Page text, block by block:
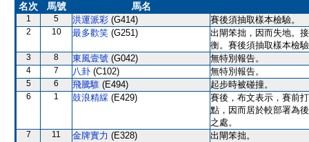
名次
馬號 馬名
1 5 洪運派彩 (G414) 賽後須抽取樣本檢驗。
2 10 最多歡笑 (G251)
出閘笨拙，因而失地。
衡。賽後須抽取樣本檢
3 8 東風壹號 (G042) 無特別報告。
4 7 八卦 (C102) 無特別報告。
5 6 飛騰騅 (E494) 起步時被碰撞。
6 1 鼓浪精綵 (E429)
賽後，布文表示，賽前
點，因而居於較部署為
之處。
7 11 金牌實力 (E328) 出閘笨拙。